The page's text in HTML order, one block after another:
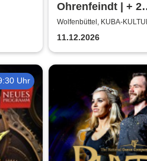
Ohrenfeindt | + 2
Supportbands
Wolfenbüttel, KUBA-
11.12.2026
Uhr